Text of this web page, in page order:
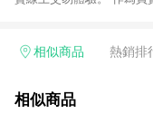
鞋、街頭服飾與收藏品交易平台。 客服專線：
相似商品 熱銷排
相似商品